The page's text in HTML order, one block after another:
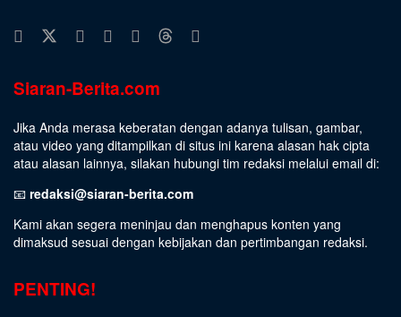
Siaran-Berita.com
Jika Anda merasa keberatan dengan adanya tulisan, gambar,
atau video yang ditampilkan di situs ini karena alasan hak cipta
atau alasan lainnya, silakan hubungi tim redaksi melalui email di:
📧 redaksi@siaran-berita.com
Kami akan segera meninjau dan menghapus konten yang
dimaksud sesuai dengan kebijakan dan pertimbangan redaksi.
PENTING!